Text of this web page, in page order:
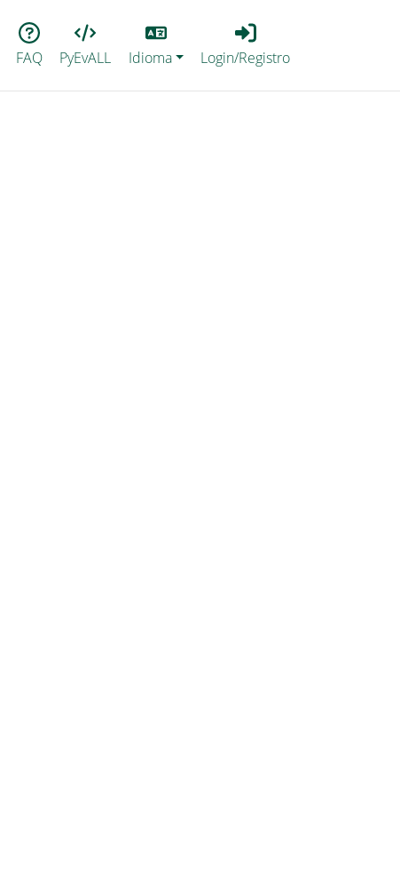
FAQ PyEvALL
Lang
Idioma
Login_Registro
Login/Registro